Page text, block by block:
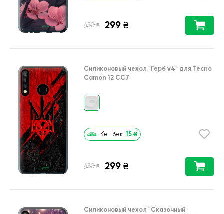
430 ₴ 299 ₴
Силиконовый чехол "Герб v4" для Tecno
Camon 12 CC7
Кешбек 15 ₴
430 ₴ 299 ₴
Силиконовый чехол "Сказочный